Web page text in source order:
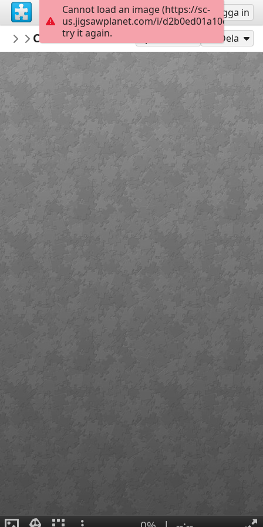
Registrera Logga in
MirTankov
...
Стиль «Мимолётное виденье» 50
Dela
Cannot load an image (https://sc-
us.jigsawplanet.com/i/
try it again.